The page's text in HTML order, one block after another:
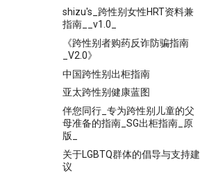
shizu's_跨性别女性HRT资料兼
指南__v1.0_
《跨性别者购药反诈防骗指南
_V2.0》
中国跨性别出柜指南
亚太跨性别健康蓝图
伴您同行_专为跨性别儿童的父
母准备的指南_SG出柜指南_原
版_
关于LGBTQ群体的倡导与支持建
议